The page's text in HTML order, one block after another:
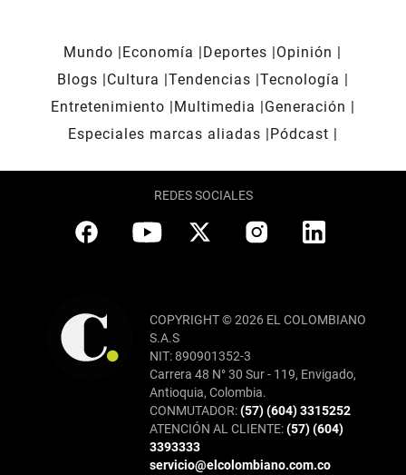
Mundo Economía Deportes
Opinión
Blogs
Cultura Tendencias Tecnología
Entretenimiento
Multimedia
Generación
Especiales marcas aliadas
Pódcast
REDES SOCIALES
COPYRIGHT © 2026 EL COLOMBIANO
S.A.S
NIT: 890901352-3
Carrera 48 N° 30 Sur - 119, Envigado,
Antioquia, Colombia.
CONMUTADOR:(57) (604) 3315252
ATENCIÓN AL CLIENTE:(57) (604)
3393333
servicio@elcolombiano.com.co